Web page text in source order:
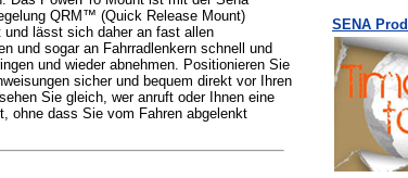
QRM™ (Quick Release Mount)
und lässt sich daher an fast allen
und sogar an Fahrradlenkern schnell und
und wieder abnehmen. Positionieren Sie
sicher und bequem direkt vor Ihren
Sie gleich, wer anruft oder Ihnen eine
ohne dass Sie vom Fahren abgelenkt